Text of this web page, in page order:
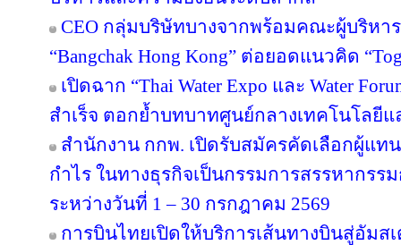
CEO กลุ่มบริษัทบางจากพร้อมคณะผู้บริหา
“Bangchak Hong Kong” ต่อยอดแนวคิด
เปิดฉาก “Thai Water Expo และ Water
สำเร็จ ตอกย้ำบทบาทศูนย์กลางเทคโนโล
สำนักงาน กกพ. เปิดรับสมัครคัดเลือกผู้แท
กำไร ในทางธุรกิจเป็นกรรมการสรรหากรร
ระหว่างวันที่ 1 – 30 กรกฎาคม 2569
การบินไทยเปิดให้บริการเส้นทางบินสู่อัมส